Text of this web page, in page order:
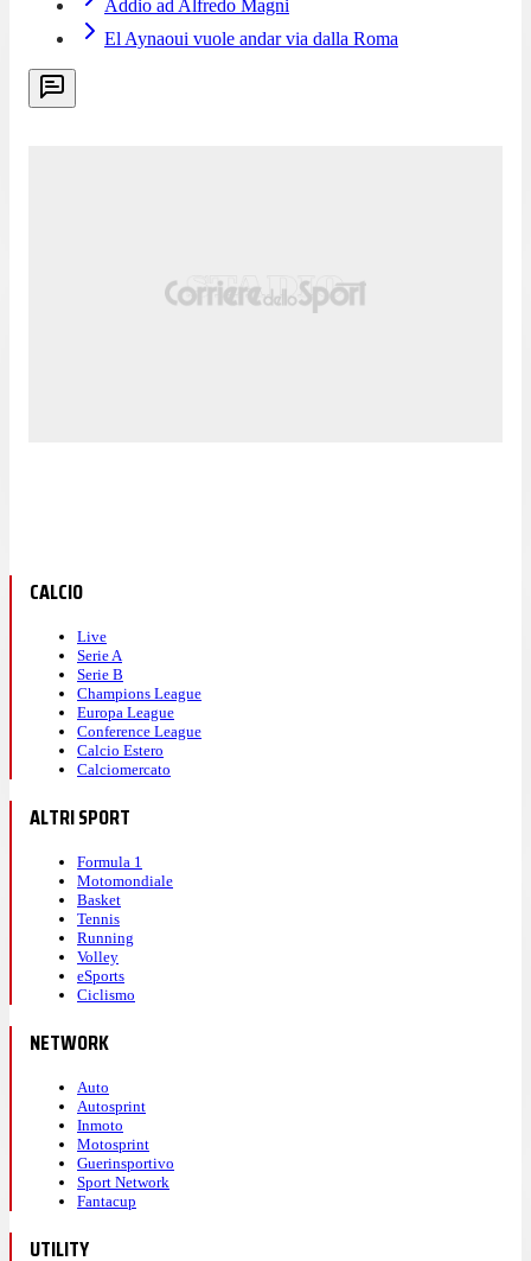
Addio ad Alfredo Magni
El Aynaoui vuole andar via dalla Roma
CALCIO
Live
Serie A
Serie B
Champions League
Europa League
Conference League
Calcio Estero
Calciomercato
ALTRI SPORT
Formula 1
Motomondiale
Basket
Tennis
Running
Volley
eSports
Ciclismo
NETWORK
Auto
Autosprint
Inmoto
Motosprint
Guerinsportivo
Sport Network
Fantacup
UTILITY